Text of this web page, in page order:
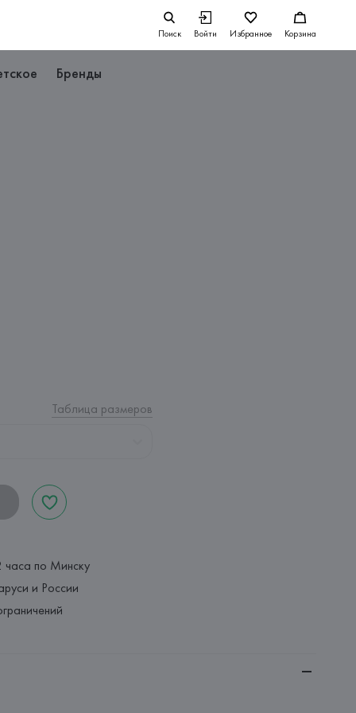
Поиск Войти Избранное Корзина
Бренды
Таблица размеров
часа по Минску
и России